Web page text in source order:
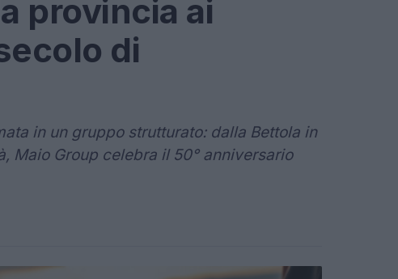
provincia ai
di
in un gruppo strutturato: dalla Bettola in
Maio Group celebra il 50° anniversario